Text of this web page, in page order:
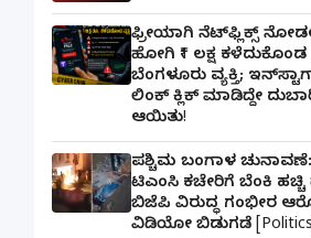
ಫ್ರೀಯಾಗಿ ನೆಟ್‌ಫ್ಲಿಕ್ಸ್
ಹೋಗಿ ₹1 ಲಕ್ಷ ಕಳೆದುಕೊಂಡ
ಬೆಂಗಳೂರು ವ್ಯಕ್ತಿ;
ಲಿಂಕ್ ಕ್ಲಿಕ್ ಮಾಡಿದ್ದೇ
ಆಯಿತು!
ಪಶ್ಚಿಮ ಬಂಗಾಳ
ಟಿಎಂಸಿ ಕಚೇರಿಗೆ ಬೆಂಕಿ ಹಚ್ಚಿ
ಬಿಜೆಪಿ ವಿರುದ್ಧ ಗಂಭೀರ
ವಿಡಿಯೋ ಬಿಡುಗಡೆ [Politics]